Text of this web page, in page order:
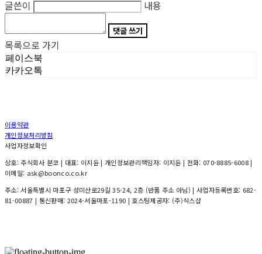
글쓴이
내용
댓글 쓰기
목록으로 가기
페이스북
카카오톡
이용약관
개인정보처리방침
사업자정보확인
상호: 주식회사 분코 | 대표: 이지윤 | 개인정보관리책임자: 이지윤 | 전화: 070-8885-6008 |
이메일: ask@boonco.co.kr
주소: 서울특별시 마포구 성미산로29길 35-24, 2층 (반품 주소 아님) | 사업자등록번호: 682-
81-00887 | 통신판매: 2024-서울마포-1190 | 호스팅제공자: (주)식스샵